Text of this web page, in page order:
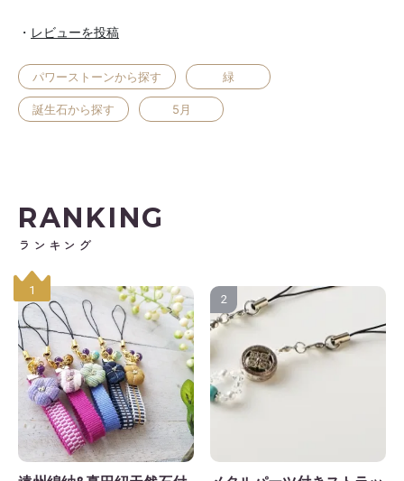
2026年9月
火 水 木
21 22 23 24 25 26
28 29 30
レビューを投稿
パワーストーンから探す 緑
誕生石から探す 5月
RANKING
ランキング
1
2